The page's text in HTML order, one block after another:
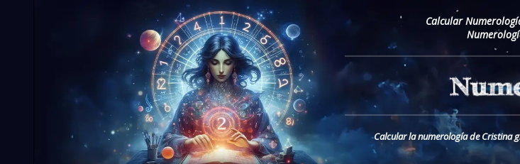
Calcular
Calcular la numerología de Cristina